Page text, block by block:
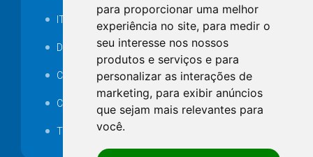
para proporcionar uma melhor
experiência no site, para medir o
seu interesse nos nossos
produtos e serviços e para
personalizar as interações de
marketing, para exibir anúncios
que sejam mais relevantes para
você.
ITR
Desapropriações
Catalogo Eletrônico de Padronização
Consórcios Municipais
Telefones Úteis